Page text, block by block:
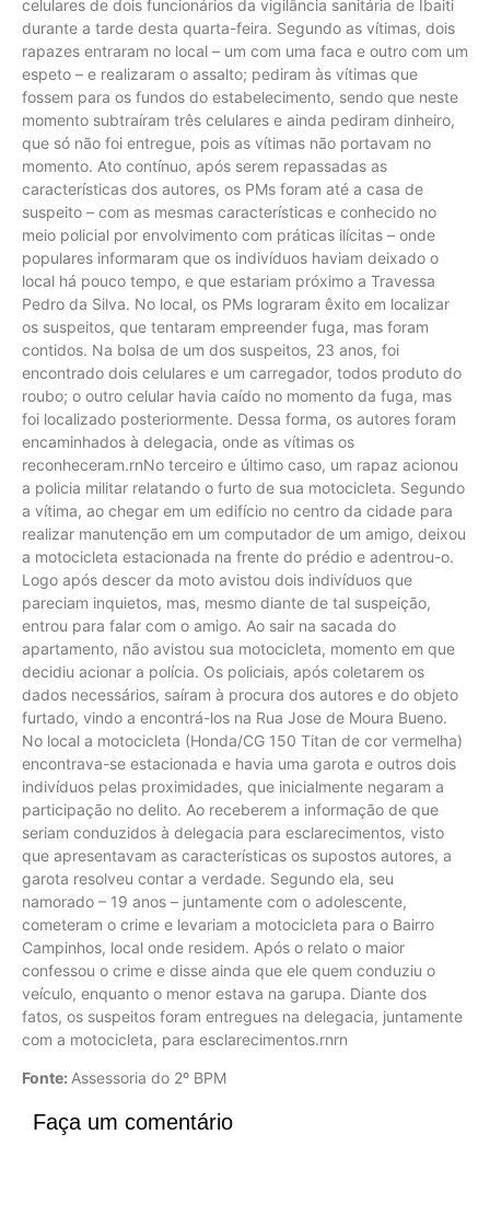
celulares de dois funcionários da vigilância sanitária de Ibaiti
durante a tarde desta quarta-feira. Segundo as vítimas, dois
rapazes entraram no local – um com uma faca e outro com um
espeto – e realizaram o assalto; pediram às vítimas que
fossem para os fundos do estabelecimento, sendo que neste
momento subtraíram três celulares e ainda pediram dinheiro,
que só não foi entregue, pois as vítimas não portavam no
momento. Ato contínuo, após serem repassadas as
características dos autores, os PMs foram até a casa de
suspeito – com as mesmas características e conhecido no
meio policial por envolvimento com práticas ilícitas – onde
populares informaram que os indivíduos haviam deixado o
local há pouco tempo, e que estariam próximo a Travessa
Pedro da Silva. No local, os PMs lograram êxito em localizar
os suspeitos, que tentaram empreender fuga, mas foram
contidos. Na bolsa de um dos suspeitos, 23 anos, foi
encontrado dois celulares e um carregador, todos produto do
roubo; o outro celular havia caído no momento da fuga, mas
foi localizado posteriormente. Dessa forma, os autores foram
encaminhados à delegacia, onde as vítimas os
reconheceram.rnNo terceiro e último caso, um rapaz acionou
a policia militar relatando o furto de sua motocicleta. Segundo
a vítima, ao chegar em um edifício no centro da cidade para
realizar manutenção em um computador de um amigo, deixou
a motocicleta estacionada na frente do prédio e adentrou-o.
Logo após descer da moto avistou dois indivíduos que
pareciam inquietos, mas, mesmo diante de tal suspeição,
entrou para falar com o amigo. Ao sair na sacada do
apartamento, não avistou sua motocicleta, momento em que
decidiu acionar a polícia. Os policiais, após coletarem os
dados necessários, saíram à procura dos autores e do objeto
furtado, vindo a encontrá-los na Rua Jose de Moura Bueno.
No local a motocicleta (Honda/CG 150 Titan de cor vermelha)
encontrava-se estacionada e havia uma garota e outros dois
indivíduos pelas proximidades, que inicialmente negaram a
participação no delito. Ao receberem a informação de que
seriam conduzidos à delegacia para esclarecimentos, visto
que apresentavam as características os supostos autores, a
garota resolveu contar a verdade. Segundo ela, seu
namorado – 19 anos – juntamente com o adolescente,
cometeram o crime e levariam a motocicleta para o Bairro
Campinhos, local onde residem. Após o relato o maior
confessou o crime e disse ainda que ele quem conduziu o
veículo, enquanto o menor estava na garupa. Diante dos
fatos, os suspeitos foram entregues na delegacia, juntamente
com a motocicleta, para esclarecimentos.rnrn
Fonte: Assessoria do 2º BPM
Faça um comentário